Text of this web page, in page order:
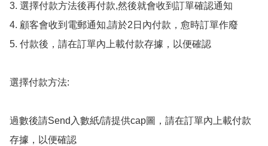
3. 選擇付款方法後再付款,然後就會收到訂單確認通知
4. 顧客會收到電郵通知,請於2日內付款，愈時訂單作廢
5. 付款後，請在訂單內上載付款存據，以便確認
選擇付款方法:
過數後請Send入數紙/請提供cap圖，請在訂單內上載付款
存據，以便確認